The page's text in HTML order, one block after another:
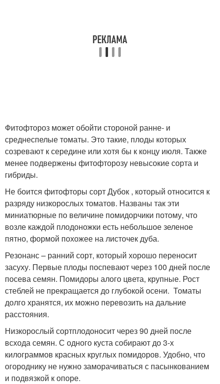
Фитофтороз может обойти стороной ранне- и
среднеспелые томаты. Это такие, плоды которых
созревают к середине или хотя бы к концу июля. Также
менее подвержены фитофторозу невысокие сорта и
гибриды.
Не боится фитофторы сорт Дубок , который относится к
разряду низкорослых томатов. Названы так эти
миниатюрные по величине помидорчики потому, что
возле каждой плодоножки есть небольшое зеленое
пятно, формой похожее на листочек дуба.
Резонанс – ранний сорт, который хорошо переносит
засуху. Первые плоды поспевают через 100 дней после
посева семян. Помидоры алого цвета, крупные. Рост
стеблей не прекращается до глубокой осени. Томаты
долго хранятся, их можно перевозить на дальние
расстояния.
Низкорослый сортплодоносит через 90 дней после
всхода семян. С одного куста собирают до 3-х
килограммов красных круглых помидоров. Удобно, что
огороднику не нужно заморачиваться с пасынкованием
и подвязкой к опоре.